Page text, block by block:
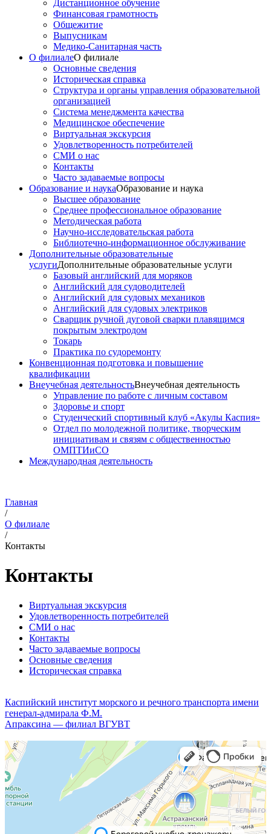
Дистанционное обучение
Финансовая грамотность
Общежитие
Выпусникам
Медико-Санитарная часть
О филиалеО филиале
Основные сведения
Историческая справка
Структура и органы управления образовательной
организацией
Система менеджмента качества
Медицинское обеспечение
Виртуальная экскурсия
Удовлетворенность потребителей
СМИ о нас
Контакты
Часто задаваемые вопросы
Образование и наукаОбразование и наука
Высшее образование
Среднее профессиональное образование
Методическая работа
Научно-исследовательская работа
Библиотечно-информационное обслуживание
Дополнительные образовательные
услугиДополнительные образовательные услуги
Базовый английский для моряков
Английский для судоводителей
Английский для судовых механиков
Английский для судовых электриков
Cварщик ручной дуговой сварки плавящимся
покрытым электродом
Токарь
Практика по судоремонту
Конвенционная подготовка и повышение
квалификации
Внеучебная деятельностьВнеучебная деятельность
Управление по работе с личным составом
Здоровье и спорт
Студенческий спортивный клуб «Акулы Каспия»
Отдел по молодежной политике, творческим
инициативам и связям с общественностью
ОМПТИиСО
Международная деятельность
Главная
/
О филиале
/
Контакты
Контакты
Виртуальная экскурсия
Удовлетворенность потребителей
СМИ о нас
Контакты
Часто задаваемые вопросы
Основные сведения
Историческая справка
Каспийский институт морского и речного транспорта имени
генерал-адмирала Ф.М.
Апраксина — филиал ВГУВТ